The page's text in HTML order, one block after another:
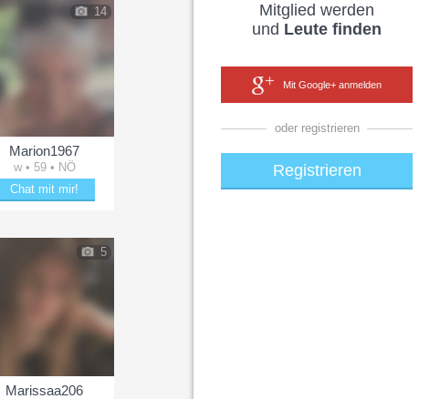
Mitglied werden
und Leute finden
Mit Google+ anmelden
oder registrieren
Registrieren
14
Marion1967
w • 59 • NÖ
Chat mit mir!
5
Marissaa206